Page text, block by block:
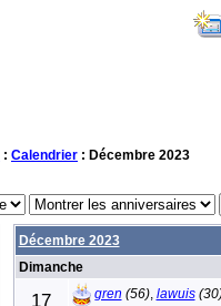
: Calendrier : Décembre 2023
Décembre 2023
Dimanche
17 gren (56), lawuis